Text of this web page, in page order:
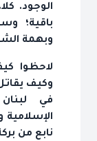
الوجود.
باقية؛
وبهمة
لاحظوا
وكيف
في لبنان
الإسلامية
نابع من